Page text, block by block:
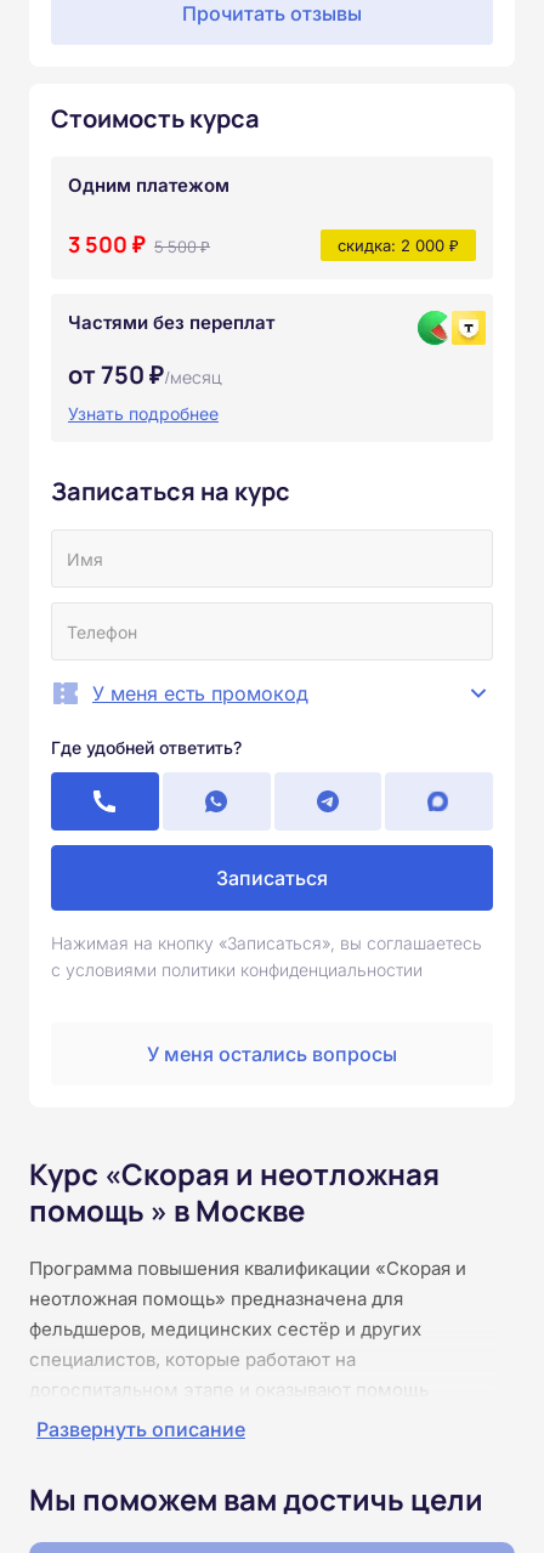
Прочитать отзывы
Стоимость курса
Одним платежом
3 500 ₽ 5 500 ₽ скидка: 2 000 ₽
Частями без переплат
от 750 ₽/месяц
Узнать подробнее
Записаться на курс
У меня есть промокод
Где удобней ответить?
Записаться
Нажимая на кнопку «Записаться», вы соглашаетесь
с условиями политики конфиденциальностии
У меня остались вопросы
Курс «Скорая и неотложная
помощь » в Москве
Программа повышения квалификации «Скорая и
неотложная помощь» предназначена для
фельдшеров, медицинских сестёр и других
специалистов, которые работают на
догоспитальном этапе и оказывают помощь
пациентам в критических ситуациях. Курс
алгоритмах диагностики и стабилизации состояния
пациентов, применении оборудования и
Развернуть описание
Мы поможем вам достичь цели